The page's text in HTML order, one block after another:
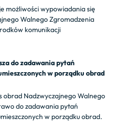
możliwości wypowiadania się
Walnego Zgromadzenia
komunikacji
do zadawania pytań
w porządku obrad
obrad Nadzwyczajnego Walnego
do zadawania pytań
w porządku obrad.